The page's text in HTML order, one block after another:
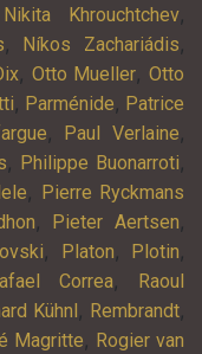
Nikita Khrouchtchev,
, Níkos Zachariádis,
, Otto Mueller, Otto
, Parménide, Patrice
, Paul Verlaine,
, Philippe Buonarroti,
,
Pierre Ryckmans
, Pieter Aertsen,
, Platon, Plotin,
Correa,
Raoul
Kühnl , Rembrandt,
Magritte, Rogier van